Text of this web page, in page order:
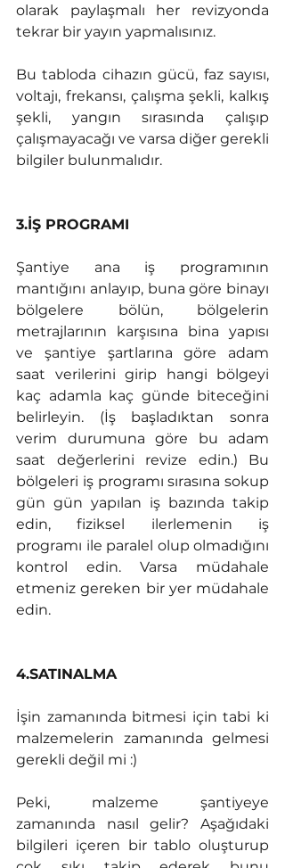
olarak paylaşmalı her revizyonda
tekrar bir yayın yapmalısınız.
Bu tabloda cihazın gücü, faz sayısı,
voltajı, frekansı, çalışma şekli, kalkış
şekli, yangın sırasında çalışıp
çalışmayacağı ve varsa diğer gerekli
bilgiler bulunmalıdır.
3.İŞ PROGRAMI
Şantiye ana iş programının
mantığını anlayıp, buna göre binayı
bölgelere bölün, bölgelerin
metrajlarının karşısına bina yapısı
ve şantiye şartlarına göre adam
saat verilerini girip hangi bölgeyi
kaç adamla kaç günde biteceğini
belirleyin. (İş başladıktan sonra
verim durumuna göre bu adam
saat değerlerini revize edin.) Bu
bölgeleri iş programı sırasına sokup
gün gün yapılan iş bazında takip
edin, fiziksel ilerlemenin iş
programı ile paralel olup olmadığını
kontrol edin. Varsa müdahale
etmeniz gereken bir yer müdahale
edin.
4.SATINALMA
İşin zamanında bitmesi için tabi ki
malzemelerin zamanında gelmesi
gerekli değil mi :)
Peki, malzeme şantiyeye
zamanında nasıl gelir? Aşağıdaki
bilgileri içeren bir tablo oluşturup